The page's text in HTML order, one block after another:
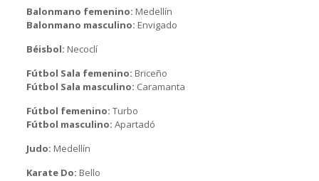
Balonmano femenino: Medellín
Balonmano masculino: Envigado
Béisbol: Necoclí
Fútbol Sala femenino: Briceño
Fútbol Sala masculino: Caramanta
Fútbol femenino: Turbo
Fútbol masculino: Apartadó
Judo: Medellín
Karate Do: Bello